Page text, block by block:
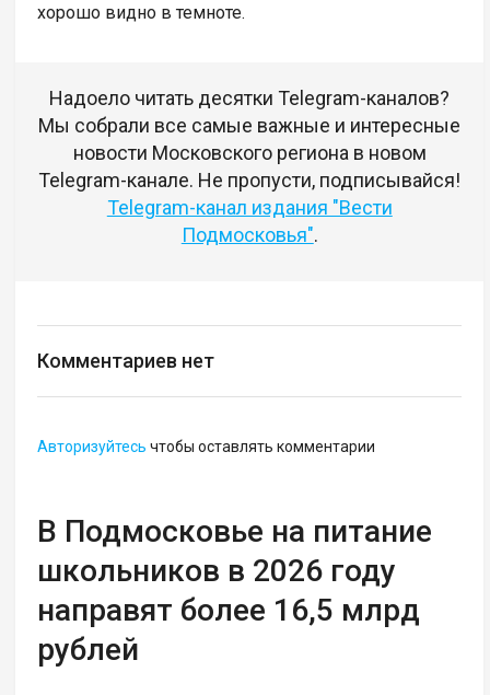
хорошо видно в темноте.
Надоело читать десятки Telegram-каналов?
Мы собрали все самые важные и интересные
новости Московского региона в новом
Telegram-канале. Не пропусти, подписывайся!
Telegram-канал издания "Вести
Подмосковья".
Комментариев нет
Авторизуйтесь чтобы оставлять комментарии
В Подмосковье на питание
школьников в 2026 году
направят более 16,5 млрд
рублей